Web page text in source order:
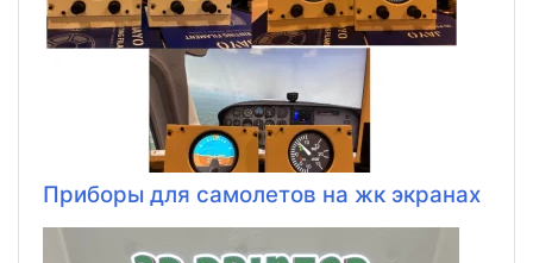
Приборы для самолетов на жк экранах